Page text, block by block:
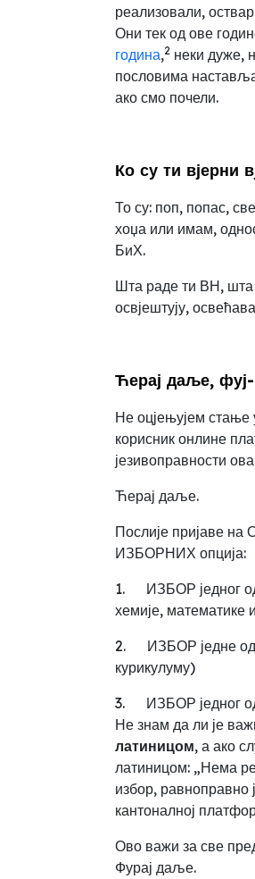
реализовали,
Они тек од ове
година,2 неки дуже,
пословима
ако смо почели.
Ко су ти вјерни
То су: поп, попас,
хоџа или имам,
БиХ.
Шта раде ти ВН, шта
освјештују,
Ћерај даље, фуј-
Не оцјењујем
корисник онлине
језивоправности
Ћерај даље.
Послије пријаве на
ИЗБОРНИХ опција:
1.
ИЗБОР једног
хемије, математике
2.
ИЗБОР једне
курикулуму)
3.
ИЗБОР једног
Не знам да ли је
латиницом, а ако
латиницом: „Нема
избор, равноправно
кантоналној
Ово важи за све
Фурај даље.